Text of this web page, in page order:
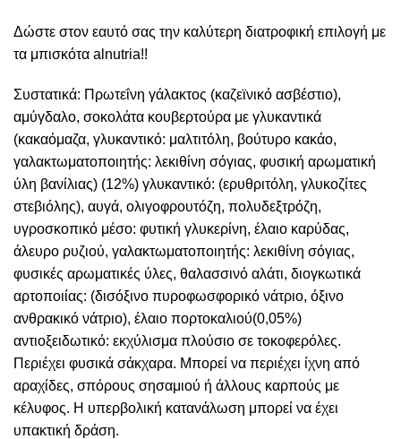
Δώστε στον εαυτό σας την καλύτερη διατροφική επιλογή με
τα μπισκότα alnutria!!
Συστατικά: Πρωτεΐνη γάλακτος (καζεϊνικό ασβέστιο),
αμύγδαλο, σοκολάτα κουβερτούρα με γλυκαντικά
(κακαόμαζα, γλυκαντικό: μαλτιτόλη, βούτυρο κακάο,
γαλακτωματοποιητής: λεκιθίνη σόγιας, φυσική αρωματική
ύλη βανίλιας) (12%) γλυκαντικό: (ερυθριτόλη, γλυκοζίτες
στεβιόλης), αυγά, ολιγοφρουτόζη, πολυδεξτρόζη,
υγροσκοπικό μέσο: φυτική γλυκερίνη, έλαιο καρύδας,
άλευρο ρυζιού, γαλακτωματοποιητής: λεκιθίνη σόγιας,
φυσικές αρωματικές ύλες, θαλασσινό αλάτι, διογκωτικά
αρτοποιίας: (δισόξινο πυροφωσφορικό νάτριο, όξινο
ανθρακικό νάτριο), έλαιο πορτοκαλιού(0,05%)
αντιοξειδωτικό: εκχύλισμα πλούσιο σε τοκοφερόλες.
Περιέχει φυσικά σάκχαρα. Μπορεί να περιέχει ίχνη από
αραχίδες, σπόρους σησαμιού ή άλλους καρπούς με
κέλυφος. H υπερβολική κατανάλωση μπορεί να έχει
υπακτική δράση.